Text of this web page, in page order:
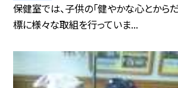
保健室では、子供の「健やかな心とから
標に様々な取組を行っていま...